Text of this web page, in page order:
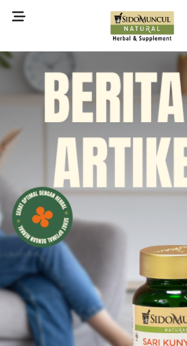
©2022 Sidomuncul Natural All right reserved